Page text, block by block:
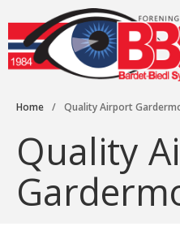
Home / Quality Airport
Quality